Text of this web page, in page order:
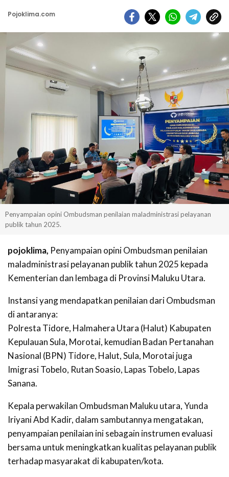
Pojoklima.com
Penyampaian opini Ombudsman penilaian maladministrasi pelayanan
publik tahun 2025.
pojoklima, Penyampaian opini Ombudsman penilaian
maladministrasi pelayanan publik tahun 2025 kepada
Kementerian dan lembaga di Provinsi Maluku Utara.
Instansi yang mendapatkan penilaian dari Ombudsman
di antaranya:
Polresta Tidore, Halmahera Utara (Halut) Kabupaten
Kepulauan Sula, Morotai, kemudian Badan Pertanahan
Nasional (BPN) Tidore, Halut, Sula, Morotai juga
Imigrasi Tobelo, Rutan Soasio, Lapas Tobelo, Lapas
Sanana.
Kepala perwakilan Ombudsman Maluku utara, Yunda
Iriyani Abd Kadir, dalam sambutannya mengatakan,
penyampaian penilaian ini sebagain instrumen evaluasi
bersama untuk meningkatkan kualitas pelayanan publik
terhadap masyarakat di kabupaten/kota.